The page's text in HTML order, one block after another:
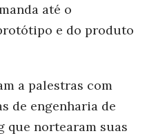
até o
e do produto
a palestras com
de engenharia de
que nortearam suas